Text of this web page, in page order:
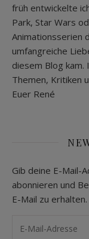
früh entwickelte
Park, Star Wars
Animationsserien
umfangreiche
diesem Blog kam.
Themen, Kritiken
Euer René
Gib deine E-Mail-
abonnieren und
E-Mail zu erhalten.